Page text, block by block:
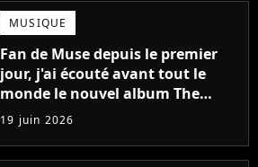
MUSIQUE
Fan de Muse depuis le premier
jour, j'ai écouté avant tout le
monde le nouvel album The
Wow! Signal : voici mon avis
honnête
19 juin 2026